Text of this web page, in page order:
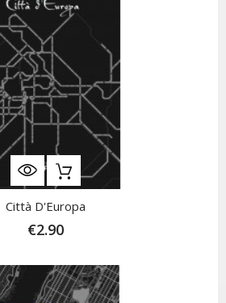
Città D'Europa
€2.90